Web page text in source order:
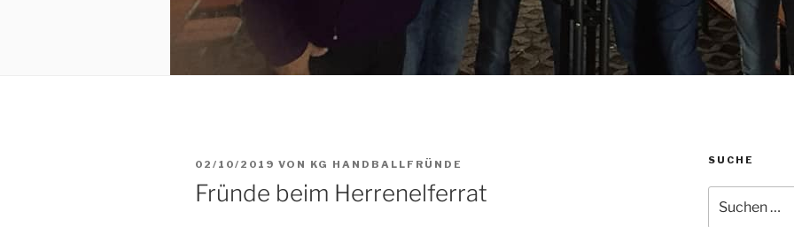
VERÖFFENTLICHT
AM
02/10/2019 VON KG HANDBALLFRÜNDE
Fründe beim Herrenelferrat
SUCHE
nach: